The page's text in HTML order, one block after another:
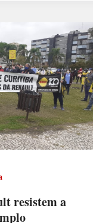
resistem a